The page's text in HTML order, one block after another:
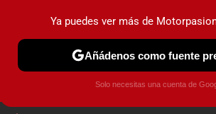
PRUEBAS COCHES ELÉCTRICOS
Ya puedes ver más de
Añádenos como fuente
Solo necesitas una cuenta de